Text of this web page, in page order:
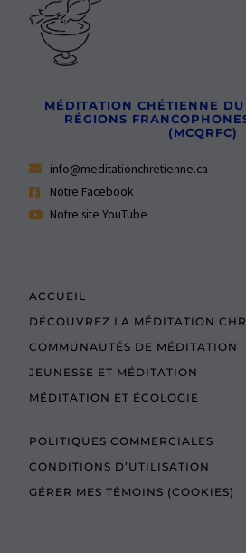
MÉDITATION CHÉTIENNE
RÉGIONS
(MCQRFC)
info@meditationchretienne.ca
Notre Facebook
Notre site YouTube
ACCUEIL
DÉCOUVREZ LA MÉDITATION
COMMUNAUTÉS DE MÉDITATION
JEUNESSE ET MÉDITATION
MÉDITATION ET ÉCOLOGIE
POLITIQUES COMMERCIALES
CONDITIONS D’UTILISATION
GÉRER MES TÉMOINS (COOKIES)